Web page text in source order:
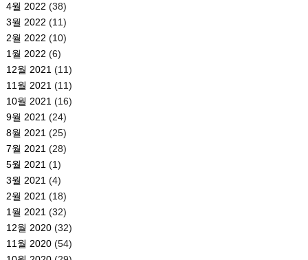
4월 2022 (38)
3월 2022 (11)
2월 2022 (10)
1월 2022 (6)
12월 2021 (11)
11월 2021 (11)
10월 2021 (16)
9월 2021 (24)
8월 2021 (25)
7월 2021 (28)
5월 2021 (1)
3월 2021 (4)
2월 2021 (18)
1월 2021 (32)
12월 2020(32)
11월 2020(54)